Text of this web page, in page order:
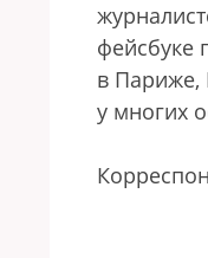
фейсбуке
в Париже,
у многих